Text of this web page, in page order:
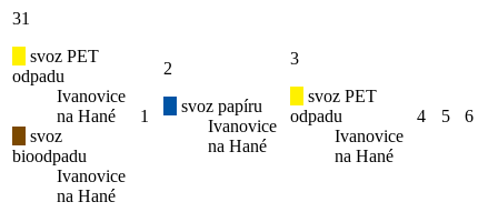
31
svoz PET
odpadu
Ivanovice
na Hané
svoz
bioodpadu
Ivanovice
na Hané
1
2
svoz papíru
Ivanovice
na Hané
3
svoz PET
odpadu
Ivanovice
na Hané
4 5 6